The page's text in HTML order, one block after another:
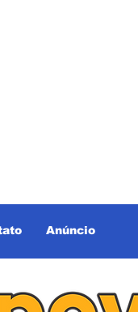
Anúncio